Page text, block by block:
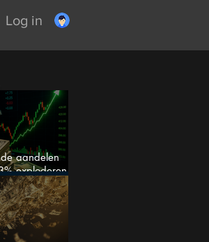
Log in
aandelen
exploderen